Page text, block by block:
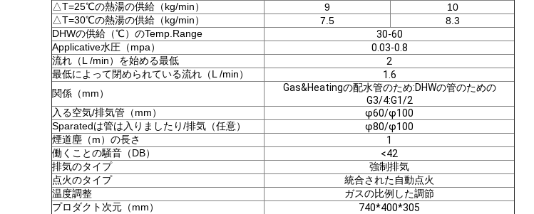
△T=25℃の熱湯の供給（kg/min）
9
10
△T=30℃の熱湯の供給（kg/min）
7.5
8.3
DHWの供給（℃）のTemp.Range
30-60
Applicative水圧（mpa）
0.03-0.8
流れ（L /min）を始める最低
2
最低によって閉められている流れ（L /min）
1.6
関係（mm）
Gas&Heatingの配水管のため:DHWの管のための
G3/4:G1/2
入る空気/排気管（mm）
φ60/φ100
Sparatedは管は入りましたり/排気（任意）
φ80/φ100
煙道塵（m）の長さ
1
働くことの騒音（DB）
<42
排気のタイプ
強制排気
点火のタイプ
統合された自動点火
温度調整
ガスの比例した調節
プロダクト次元（mm）
740*400*305